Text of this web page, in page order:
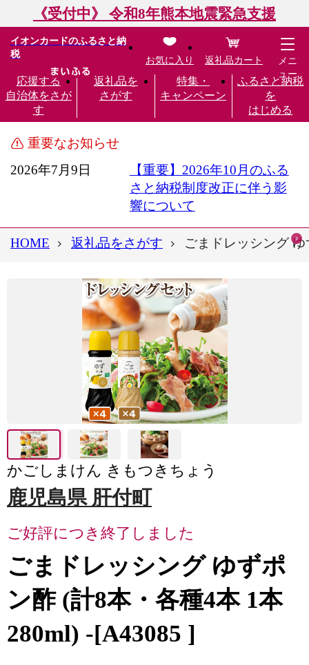
《受付中》 令和8年熊本地震緊急支援
イオンカードのふるさと納
税
応援する
自治体をさが
す
返礼品を
さがす
特集・
キャンペーン
ふるさと納税
を
はじめる
お気に入り 返礼品カート
メニ
ュー
重要なお知らせ
2026年7月9日
【重要】2026年10月のふる
さと納税制度改正に伴う影
響について
HOME 返礼品をさがす ごまドレッシング
かごしまけん きもつきちょう
鹿児島県 肝付町
ご好評につき終了しました
ごまドレッシング ゆずポ
ン酢 (計8本・各種4本 1本
280ml) -[A43085 ]